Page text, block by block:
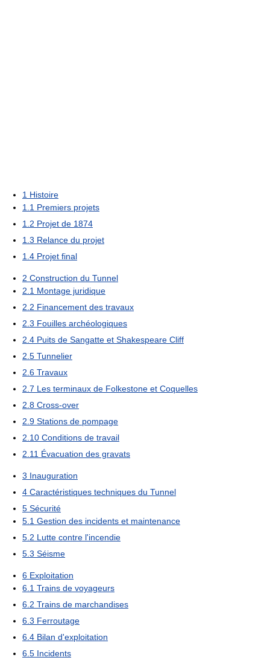
1 Histoire
1.1 Premiers projets
1.2 Projet de 1874
1.3 Relance du projet
1.4 Projet final
2 Construction du Tunnel
2.1 Montage juridique
2.2 Financement des travaux
2.3 Fouilles archéologiques
2.4 Puits de Sangatte et Shakespeare Cliff
2.5 Tunnelier
2.6 Travaux
2.7 Les terminaux de Folkestone et Coquelles
2.8 Cross-over
2.9 Stations de pompage
2.10 Conditions de travail
2.11 Évacuation des gravats
3 Inauguration
4 Caractéristiques techniques du Tunnel
5 Sécurité
5.1 Gestion des incidents et maintenance
5.2 Lutte contre l'incendie
5.3 Séisme
6 Exploitation
6.1 Trains de voyageurs
6.2 Trains de marchandises
6.3 Ferroutage
6.4 Bilan d'exploitation
6.5 Incidents